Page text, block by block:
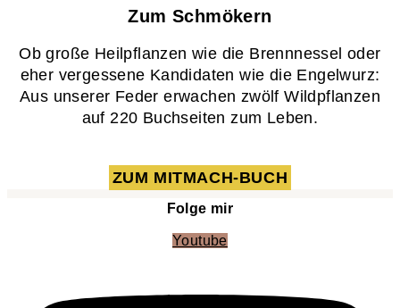
Zum Schmökern
Ob große Heilpflanzen wie die Brennnessel oder
eher vergessene Kandidaten wie die Engelwurz:
Aus unserer Feder erwachen zwölf Wildpflanzen
auf 220 Buchseiten zum Leben.
ZUM MITMACH-BUCH
Folge mir
Youtube